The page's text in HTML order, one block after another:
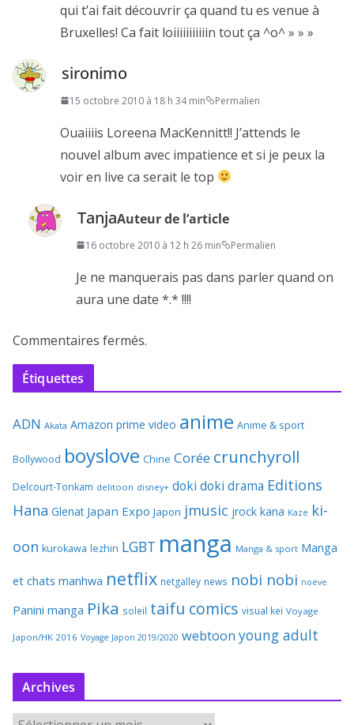
qui t’ai fait découvrir ça quand tu es venue à
Bruxelles! Ca fait loiiiiiiiiiiin tout ça ^o^ » » »
sironimo
15 octobre 2010 à 18 h 34 min Permalien
Ouaiiiis Loreena MacKennitt!! J’attends le
nouvel album avec impatience et si je peux la
voir en live ca serait le top
TanjaAuteur de l’article
16 octobre 2010 à 12 h 26 min Permalien
Je ne manquerais pas dans parler quand on
aura une date *.* !!!!
Commentaires fermés.
Étiquettes
ADN Akata Amazon prime video anime Anime & sport
Bollywood boyslove Chine Corée crunchyroll
Delcourt-Tonkam delitoon disney+ doki doki drama Editions
Hana Glenat Japan Expo Japon jmusic jrock kana Kaze ki-
oon kurokawa lezhin LGBT manga Manga & sport Manga
et chats manhwa netflix netgalley news nobi nobi noeve
Panini manga Pika soleil taifu comics visual kei Voyage
Japon/HK 2016 Voyage Japon 2019/2020 webtoon young adult
Archives